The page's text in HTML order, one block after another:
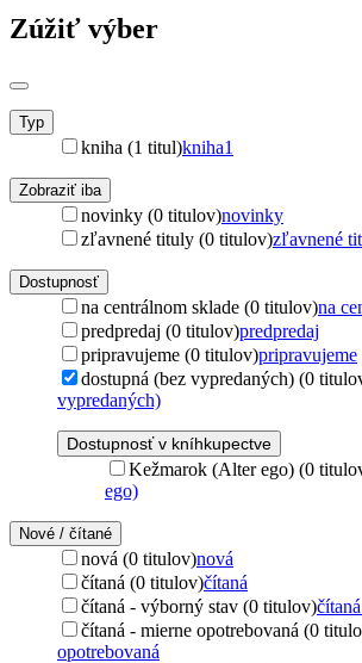
Zúžiť výber
Typ
kniha (1 titul)kniha1
Zobraziť iba
novinky (0 titulov)novinky
zľavnené tituly (0 titulov)zľavnené
Dostupnosť
na centrálnom sklade (0 titulov)na
predpredaj (0 titulov)predpredaj
pripravujeme (0 titulov)pripravujeme
dostupná (bez vypredaných) (0
vypredaných)
Dostupnosť v kníhkupectve
Kežmarok (Alter ego) (0
ego)
Nové / čítané
nová (0 titulov)nová
čítaná (0 titulov)čítaná
čítaná - výborný stav (0 titulov)
čítaná - mierne opotrebovaná (0
opotrebovaná